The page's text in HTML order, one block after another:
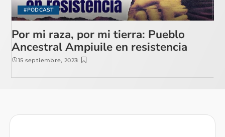
#PODCAST
Por mi raza, por mi tierra: Pueblo
Ancestral Ampiuile en resistencia
15 septiembre, 2023